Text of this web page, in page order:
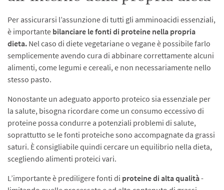
Per assicurarsi l’assunzione di tutti gli amminoacidi essenziali,
è importante bilanciare le fonti di proteine nella propria
dieta. Nel caso di diete vegetariane o vegane è possibile farlo
semplicemente avendo cura di abbinare correttamente alcuni
alimenti, come legumi e cereali, e non necessariamente nello
stesso pasto.
Nonostante un adeguato apporto proteico sia essenziale per
la salute, bisogna ricordare come un consumo eccessivo di
proteine possa condurre a potenziali problemi di salute,
soprattutto se le fonti proteiche sono accompagnate da grassi
saturi. È consigliabile quindi cercare un equilibrio nella dieta,
scegliendo alimenti proteici vari.
L’importante è prediligere fonti di proteine di alta qualità-